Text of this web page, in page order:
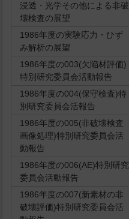
浸透・光学その他による非破
壊検査の展望
1986年度の実験応力・ひず
み解析の展望
1986年度の003(欠陥材評価)
特別研究委員会活動報告
1986年度の004(保守検査)特
別研究委員会活報告
1986年度の005(非破壊検査
画像処理)特別研究委員会活
動報告
1986年度の006(AE)特別研究
委員会活動報告
1986年度の007(新素材の非
破壊評価)特別研究委員会活